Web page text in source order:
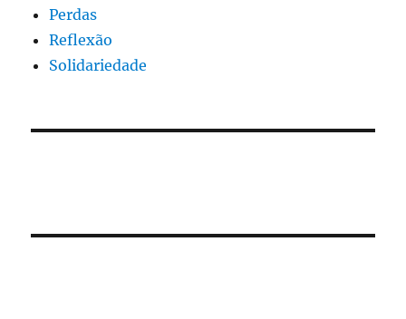
Perdas
Reflexão
Solidariedade